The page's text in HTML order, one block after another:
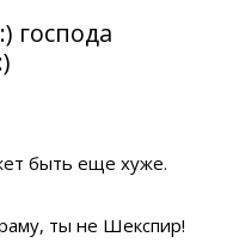
господа
быть еще хуже.
ты не Шекспир!